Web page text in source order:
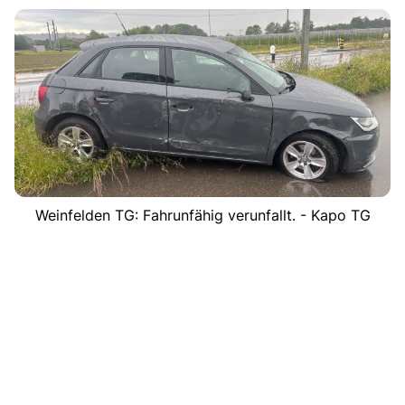
Weinfelden TG: Fahrunfähig verunfallt. - Kapo TG